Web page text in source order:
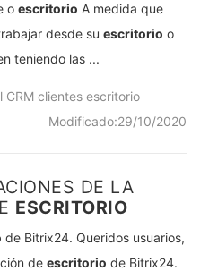
o escritorio A medida que
desde su escritorio o
teniendo las ...
CRM clientes escritorio
Modificado:29/10/2020
DE LA
ESCRITORIO
de Bitrix24. Queridos usuarios,
de escritorio de Bitrix24.